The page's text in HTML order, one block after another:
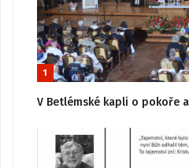
1
V Betlémské kapli o pokoře